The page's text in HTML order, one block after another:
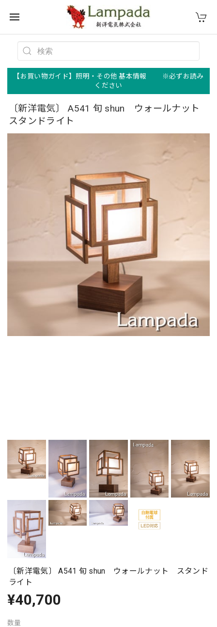
【お買い物ガイド】照明・その他 基本情報 ※必ずお読み
ください
〔新洋電気〕 A541 旬 shun ウォールナット
スタンドライト
〔新洋電気〕 A541 旬 shun ウォールナット スタンド
ライト
¥40,700
数量